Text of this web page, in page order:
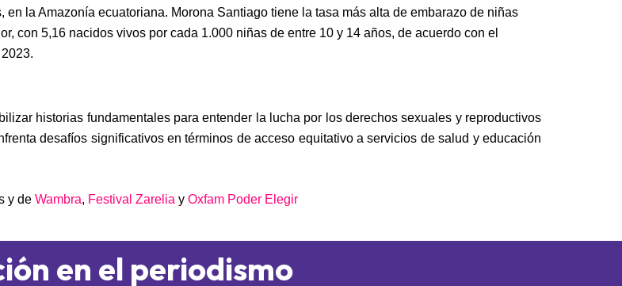
en la Amazonía ecuatoriana. Morona Santiago tiene la tasa más alta de embarazo de niñas
con 5,16 nacidos vivos por cada 1.000 niñas de entre 10 y 14 años, de acuerdo con el
historias fundamentales para entender la lucha por los derechos sexuales y reproductivos
desafíos significativos en términos de acceso equitativo a servicios de salud y educación
y de Wambra, Festival Zarelia y Oxfam Poder Elegir
en el periodismo